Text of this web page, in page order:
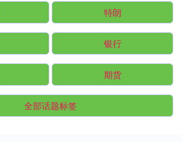
特朗
银行
期货
全部话题标签